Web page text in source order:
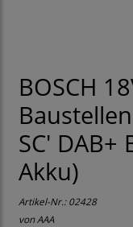
BOSCH
SC'
Akku)
Artikel-Nr.:02428
von AAA